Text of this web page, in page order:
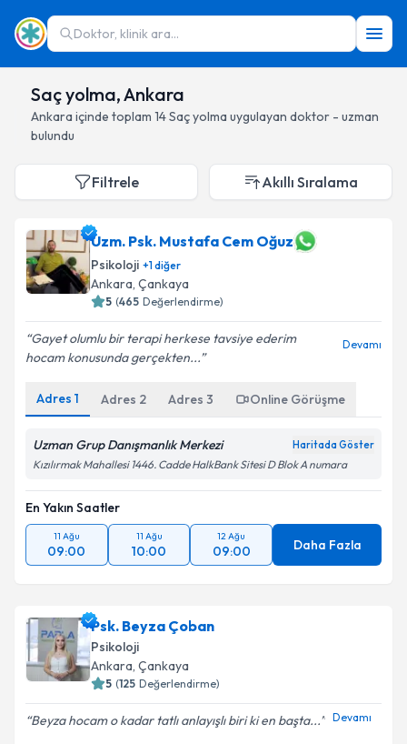
Doktor, klinik ara...
Saç yolma, Ankara
Ankara içinde toplam 14Saç yolma uygulayan doktor - uzman
bulundu
Filtrele Akıllı Sıralama
Uzm. Psk. Mustafa Cem Oğuz
Psikoloji +1diğer
Ankara, Çankaya
5 (465 Değerlendirme)
Gayet olumlu bir terapi herkese tavsiye ederim
hocam konusunda gerçekten...
Devamı
Adres 1 Adres 2 Adres 3 Online Görüşme
Uzman Grup Danışmanlık Merkezi Haritada Göster
Kızılırmak Mahallesi 1446. Cadde HalkBank Sitesi D Blok A numara
En Yakın Saatler
11 Ağu
09:00
11 Ağu
10:00
12 Ağu
09:00 Daha Fazla
Psk. Beyza Çoban
Psikoloji
Ankara, Çankaya
5 (125 Değerlendirme)
Beyza hocam o kadar tatlı anlayışlı biri ki en başta... Devamı